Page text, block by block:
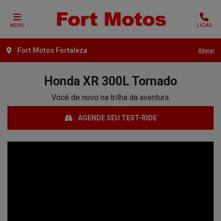
MENU LIGAR
Fort Motos Fortaleza Alterar
Honda XR 300L Tornado
Você de novo na trilha da aventura.
AGENDE SEU TEST-RIDE